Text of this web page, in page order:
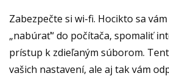
Zabezpečte si wi-fi. Hocikto sa
„nabúrať“ do počítača, spomaliť
prístup k zdieľaným súborom.
vašich nastavení, ale aj tak vám